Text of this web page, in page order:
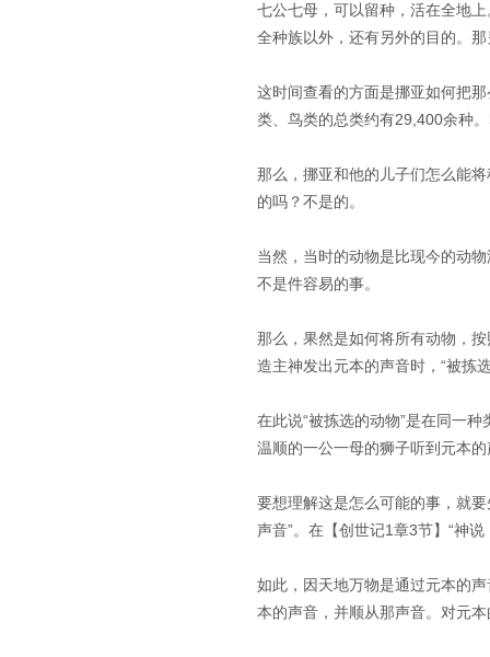
七公七母，可以留种，活在全地
全种族以外，还有另外的目的。
这时间查看的方面是挪亚如何把
类、鸟类的总类约有29,400余种
那么，挪亚和他的儿子们怎么能
的吗？不是的。
当然，当时的动物是比现今的动
不是件容易的事。
那么，果然是如何将所有动物，
造主神发出元本的声音时，“被拣
在此说“被拣选的动物”是在同一
温顺的一公一母的狮子听到元本
要想理解这是怎么可能的事，就
声音”。在【创世记1章3节】“神
如此，因天地万物是通过元本的
本的声音，并顺从那声音。对元